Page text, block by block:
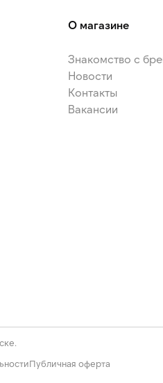
О магазине
Знакомство с
Новости
Контакты
Вакансии
Публичная оферта